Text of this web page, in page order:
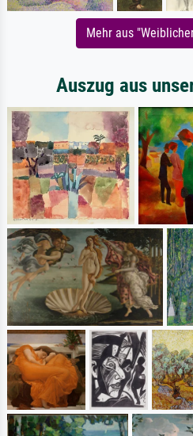
Mehr aus
Auszug aus